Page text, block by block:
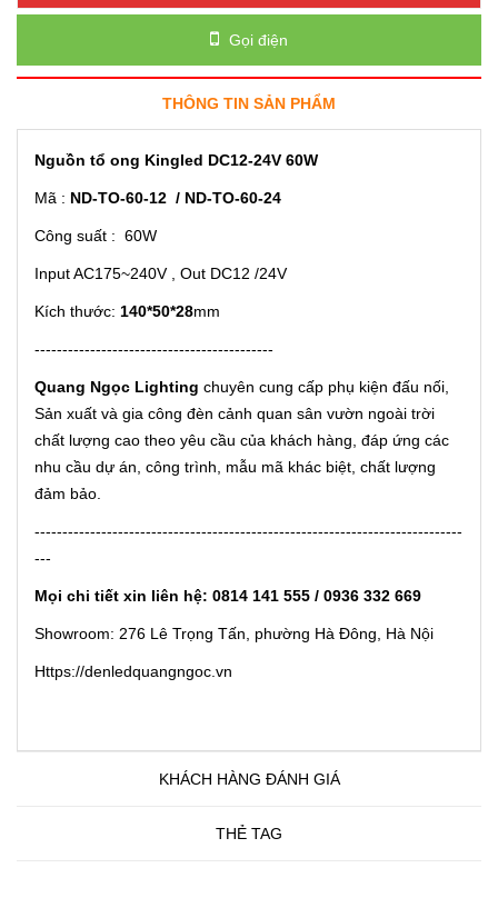
Gọi điện
THÔNG TIN SẢN PHẨM
Nguồn tổ ong Kingled DC12-24V 60W
Mã : ND-TO-60-12 / ND-TO-60-24
Công suất : 60W
Input AC175~240V , Out DC12 /24V
Kích thước: 140*50*28mm
-------------------------------------------
Quang Ngọc Lighting chuyên cung cấp phụ kiện đấu nối,
Sản xuất và gia công đèn cảnh quan sân vườn ngoài trời
chất lượng cao theo yêu cầu của khách hàng, đáp ứng các
nhu cầu dự án, công trình, mẫu mã khác biệt, chất lượng
đảm bảo.
-----------------------------------------------------------------------------
---
Mọi chi tiết xin liên hệ: 0814 141 555 / 0936 332 669
Showroom: 276 Lê Trọng Tấn, phường Hà Đông, Hà Nội
Https://denledquangngoc.vn
KHÁCH HÀNG ĐÁNH GIÁ
THẺ TAG